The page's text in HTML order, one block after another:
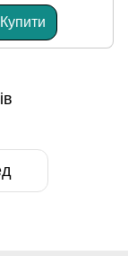
Купити